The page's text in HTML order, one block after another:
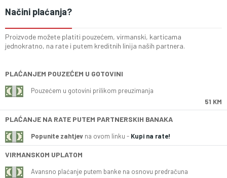
Načini plaćanja?
Proizvode možete platiti pouzećem, virmanski, karticama
jednokratno, na rate i putem kreditnih linija naših partnera.
PLAĆANJEM POUZEĆEM U GOTOVINI
Pouzećem u gotovini prilikom preuzimanja
51 KM
PLAĆANJE NA RATE PUTEM PARTNERSKIH BANAKA
Popunite zahtjev na ovom linku - Kupi na rate!
VIRMANSKOM UPLATOM
Avansno plaćanje putem banke na osnovu predračuna